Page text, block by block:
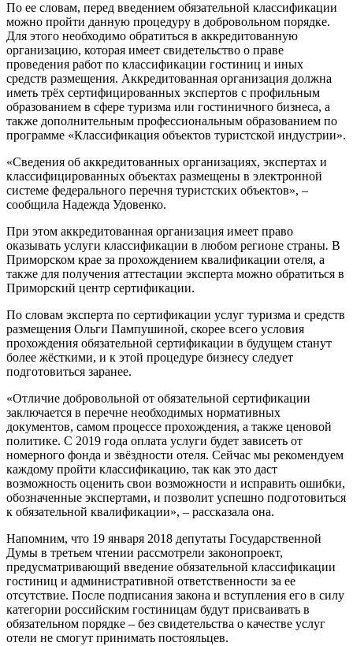
По ее словам, перед введением обязательной классификации
можно пройти данную процедуру в добровольном порядке.
Для этого необходимо обратиться в аккредитованную
организацию, которая имеет свидетельство о праве
проведения работ по классификации гостиниц и иных
средств размещения. Аккредитованная организация должна
иметь трёх сертифицированных экспертов с профильным
образованием в сфере туризма или гостиничного бизнеса, а
также дополнительным профессиональным образованием по
программе «Классификация объектов туристской индустрии».
«Сведения об аккредитованных организациях, экспертах и
классифицированных объектах размещены в электронной
системе федерального перечня туристских объектов», –
сообщила Надежда Удовенко.
При этом аккредитованная организация имеет право
оказывать услуги классификации в любом регионе страны. В
Приморском крае за прохождением квалификации отеля, а
также для получения аттестации эксперта можно обратиться в
Приморский центр сертификации.
По словам эксперта по сертификации услуг туризма и средств
размещения Ольги Пампушиной, скорее всего условия
прохождения обязательной сертификации в будущем станут
более жёсткими, и к этой процедуре бизнесу следует
подготовиться заранее.
«Отличие добровольной от обязательной сертификации
заключается в перечне необходимых нормативных
документов, самом процессе прохождения, а также ценовой
политике. С 2019 года оплата услуги будет зависеть от
номерного фонда и звёздности отеля. Сейчас мы рекомендуем
каждому пройти классификацию, так как это даст
возможность оценить свои возможности и исправить ошибки,
обозначенные экспертами, и позволит успешно подготовиться
к обязательной квалификации», – рассказала она.
Напомним, что 19 января 2018 депутаты Государственной
Думы в третьем чтении рассмотрели законопроект,
предусматривающий введение обязательной классификации
гостиниц и административной ответственности за ее
отсутствие. После подписания закона и вступления его в силу
категории российским гостиницам будут присваивать в
обязательном порядке – без свидетельства о качестве услуг
отели не смогут принимать постояльцев.